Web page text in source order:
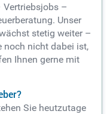
–
Unser
stetig weiter –
noch nicht dabei ist,
Ihnen gerne mit
Sie heutzutage